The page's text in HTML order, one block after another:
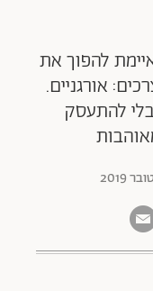
להפוך את
אורגניים.
להתעסק